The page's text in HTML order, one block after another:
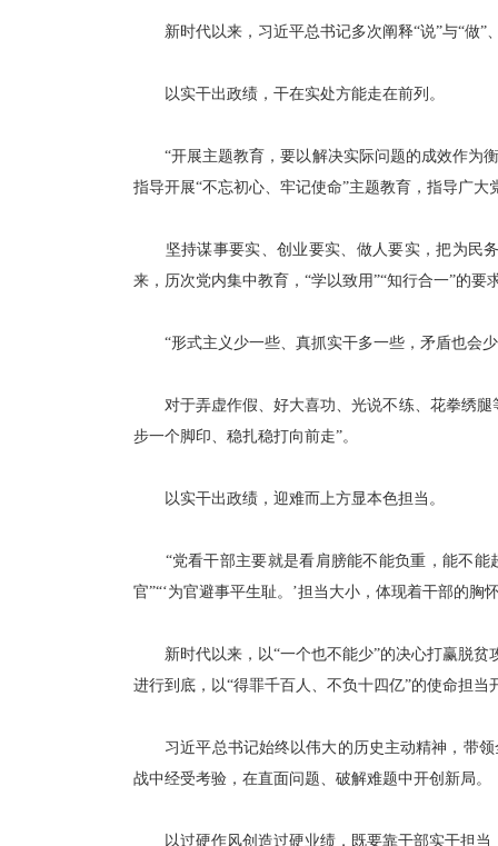
新时代以来，习近平总书记多次阐释“说”与“做”
以实干出政绩，干在实处方能走在前列。
“开展主题教育，要以解决实际问题的成效作为衡
指导开展“不忘初心、牢记使命”主题教育，指导广大
坚持谋事要实、创业要实、做人要实，把为民
来，历次党内集中教育，“学以致用”“知行合一”的要
“形式主义少一些、真抓实干多一些，矛盾也会少
对于弄虚作假、好大喜功、光说不练、花拳绣腿
步一个脚印、稳扎稳打向前走”。
以实干出政绩，迎难而上方显本色担当。
“党看干部主要就是看肩膀能不能负重，能不能
官”“‘为官避事平生耻。’担当大小，体现着干部的
新时代以来，以“一个也不能少”的决心打赢脱贫
进行到底，以“得罪千百人、不负十四亿”的使命担
习近平总书记始终以伟大的历史主动精神，带领
战中经受考验，在直面问题、破解难题中开创新局。
以过硬作风创造过硬业绩，既要靠干部实干担当